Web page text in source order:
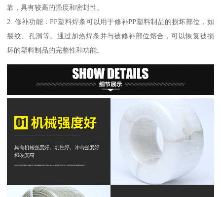
靠，具有较高的强度和密封性。
2. 修补功能：PP塑料焊条可以用于修补PP塑料制品的损坏部位，如
裂纹、孔洞等。通过加热焊条并与被修补部位熔合，可以恢复被损
坏的塑料制品的完整性和功能。